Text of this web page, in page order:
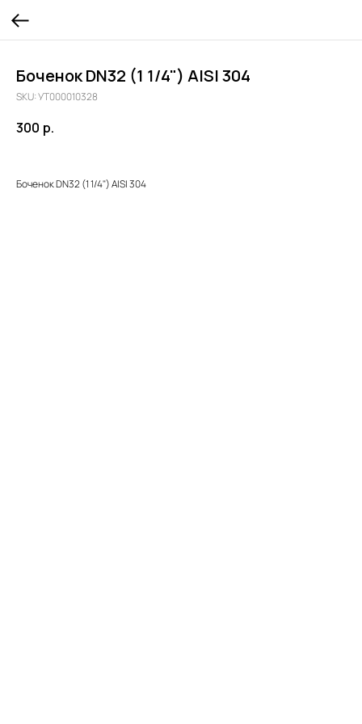
Боченок DN32 (1 1/4") AISI 304
SKU:УТ000010328
300 р.
Боченок DN32 (1 1/4") AISI 304